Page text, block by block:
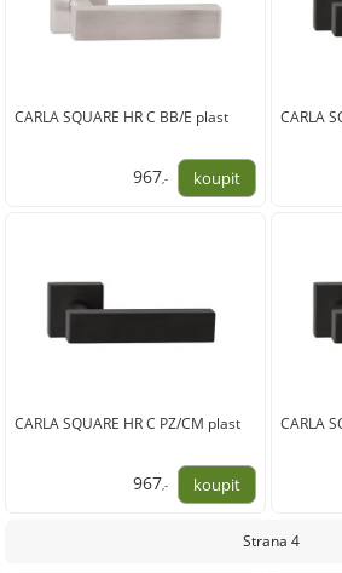
CARLA SQUARE HR C BB/E plast
967,-
CARLA
CARLA SQUARE HR C PZ/CM plast
967,-
CARLA
Strana 4